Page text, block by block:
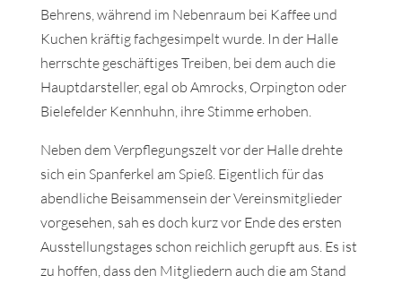
Behrens, während im Nebenraum bei Kaffee und
Kuchen kräftig fachgesimpelt wurde. In der Halle
herrschte geschäftiges Treiben, bei dem auch die
Hauptdarsteller, egal ob Amrocks, Orpington oder
Bielefelder Kennhuhn, ihre Stimme erhoben.
Neben dem Verpflegungszelt vor der Halle drehte
sich ein Spanferkel am Spieß. Eigentlich für das
abendliche Beisammensein der Vereinsmitglieder
vorgesehen, sah es doch kurz vor Ende des ersten
Ausstellungstages schon reichlich gerupft aus. Es ist
zu hoffen, dass den Mitgliedern auch die am Stand